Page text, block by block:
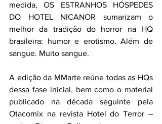
medida, OS ESTRANHOS HÓSPEDES
DO HOTEL NICANOR sumarizam o
melhor da tradição do horror na HQ
brasileira: humor e erotismo. Além de
sangue. Muito sangue.
A edição da MMarte reúne todas as HQs
dessa fase inicial, bem como o material
publicado na década seguinte pela
Otacomix na revista Hotel do Terror –